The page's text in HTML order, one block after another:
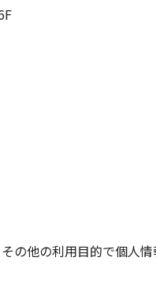
の他の利用目的で個人